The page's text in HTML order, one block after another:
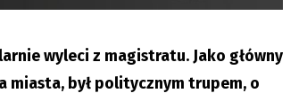
wyleci z magistratu. Jako główny
miasta, był politycznym trupem, o